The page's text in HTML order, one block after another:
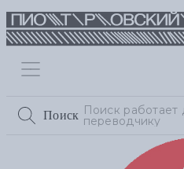
Поиск